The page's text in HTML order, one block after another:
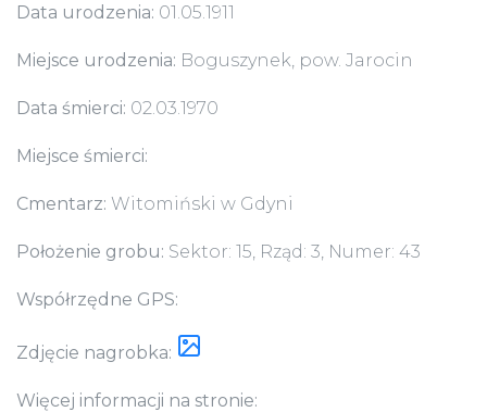
Data urodzenia: 01.05.1911
Miejsce urodzenia: Boguszynek, pow. Jarocin
Data śmierci: 02.03.1970
Miejsce śmierci:
Cmentarz: Witomiński w Gdyni
Położenie grobu: Sektor: 15, Rząd: 3, Numer: 43
Współrzędne GPS:
Zdjęcie nagrobka:
Więcej informacji na stronie: